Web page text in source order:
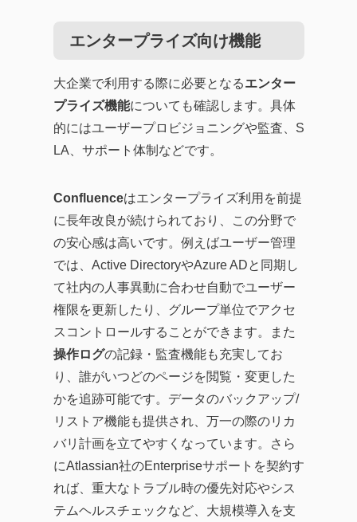
エンタープライズ向け機能
大企業で利用する際に必要となるエンター
プライズ機能についても確認します。具体
的にはユーザープロビジョニングや監査、S
LA、サポート体制などです。
Confluenceはエンタープライズ利用を前提
に長年改良が続けられており、この分野で
の安心感は高いです。例えばユーザー管理
では、Active DirectoryやAzure ADと同期し
て社内の人事異動に合わせ自動でユーザー
権限を更新したり、グループ単位でアクセ
スコントロールすることができます。また
操作ログの記録・監査機能も充実してお
り、誰がいつどのページを閲覧・変更した
かを追跡可能です。データのバックアップ/
リストア機能も提供され、万一の際のリカ
バリ計画を立てやすくなっています。さら
にAtlassian社のEnterpriseサポートを契約す
れば、重大なトラブル時の優先対応やシス
テムヘルスチェックなど、大規模導入を支